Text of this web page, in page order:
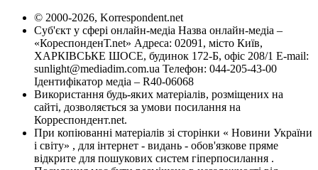
© 2000-2026, Korrespondent.net
Суб'єкт у сфері онлайн-медіа Назва онлайн-медіа –
«КореспонденТ.net» Адреса: 02091, місто Київ,
ХАРКІВСЬКЕ ШОСЕ, будинок 172-Б, офіс 208/1 E-mail:
sunlight@mediadim.com.ua Телефон: 044-205-43-00
Ідентифікатор медіа – R40-06068
Використання будь-яких матеріалів, розміщених на
сайті, дозволяється за умови посилання на
Корреспондент.net.
При копіюванні матеріалів зі сторінки « Новини України
і світу» , для інтернет - видань - обов'язкове пряме
відкрите для пошукових систем гіперпосилання .